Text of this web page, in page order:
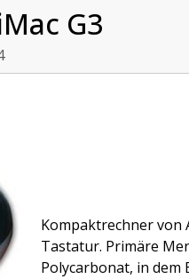
G3
Kompaktrechner von
Tastatur. Primäre
Polycarbonat, in dem